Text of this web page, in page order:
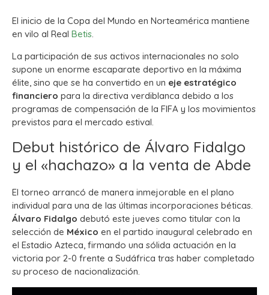
El inicio de la Copa del Mundo en Norteamérica mantiene
en vilo al Real Betis.
La participación de sus activos internacionales no solo
supone un enorme escaparate deportivo en la máxima
élite, sino que se ha convertido en un eje estratégico
financiero para la directiva verdiblanca debido a los
programas de compensación de la FIFA y los movimientos
previstos para el mercado estival.
Debut histórico de Álvaro Fidalgo
y el «hachazo» a la venta de Abde
El torneo arrancó de manera inmejorable en el plano
individual para una de las últimas incorporaciones béticas.
Álvaro Fidalgo debutó este jueves como titular con la
selección de México en el partido inaugural celebrado en
el Estadio Azteca, firmando una sólida actuación en la
victoria por 2-0 frente a Sudáfrica tras haber completado
su proceso de nacionalización.